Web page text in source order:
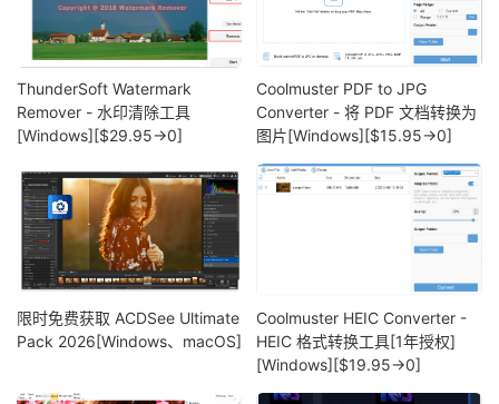
ThunderSoft Watermark
Remover - 水印清除工具
[Windows][$29.95→0]
Coolmuster PDF to JPG
Converter - 将 PDF 文档转换为
图片[Windows][$15.95→0]
限时免费获取 ACDSee Ultimate
Pack 2026[Windows、macOS]
Coolmuster HEIC Converter -
HEIC 格式转换工具[1年授权]
[Windows][$19.95→0]